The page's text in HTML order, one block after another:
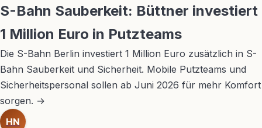
S-Bahn Sauberkeit: Büttner investiert
1 Million Euro in Putzteams
Die S-Bahn Berlin investiert 1 Million Euro zusätzlich in S-
Bahn Sauberkeit und Sicherheit. Mobile Putzteams und
Sicherheitspersonal sollen ab Juni 2026 für mehr Komfort
sorgen. →
HN